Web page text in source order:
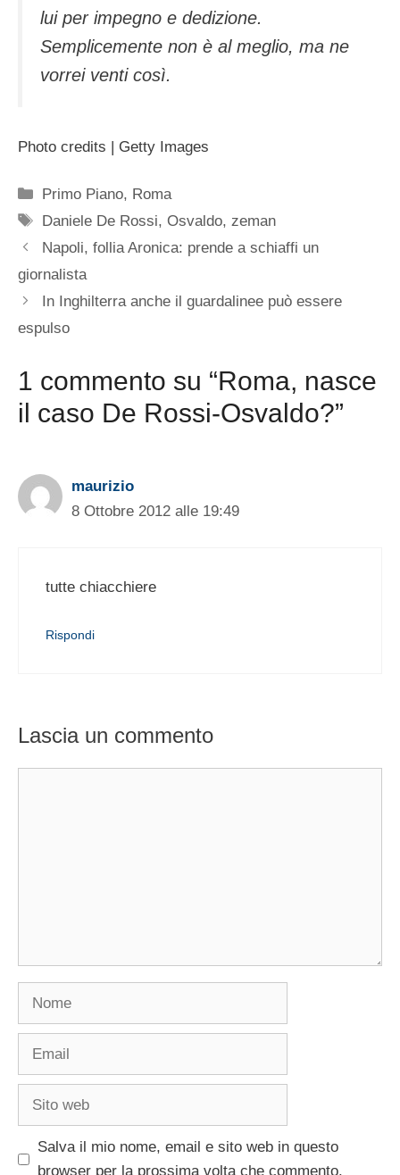
lui per impegno e dedizione.
Semplicemente non è al meglio, ma ne
vorrei venti così.
Photo credits | Getty Images
Categorie
Primo Piano, Roma
Tag
Daniele De Rossi,Osvaldo,zeman
Napoli, follia Aronica: prende a schiaffi un
giornalista
In Inghilterra anche il guardalinee può essere
espulso
1 commento su “Roma, nasce
il caso De Rossi-Osvaldo?”
maurizio
8 Ottobre 2012 alle 19:49
tutte chiacchiere
Rispondi
Lascia un commento
Nome
Email
Sito
Salva il mio nome, email e sito web in questo
browser per la prossima volta che commento.